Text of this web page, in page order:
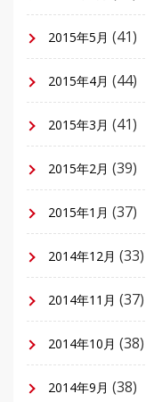
2015年5月 (41)
2015年4月 (44)
2015年3月 (41)
2015年2月 (39)
2015年1月 (37)
2014年12月 (33)
2014年11月 (37)
2014年10月 (38)
2014年9月 (38)